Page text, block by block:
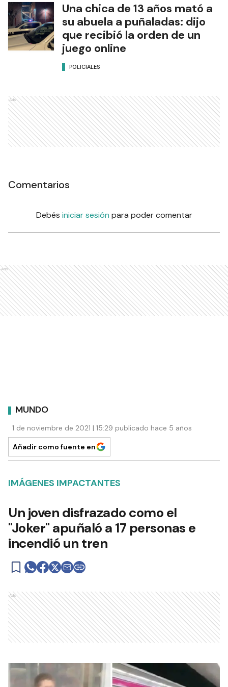
Una chica de 13 años mató a
su abuela a puñaladas: dijo
que recibió la orden de un
juego online
POLICIALES
Ads
Comentarios
Debés iniciar sesión para poder comentar
Ads
MUNDO
1 de noviembre de 2021 | 15:29 publicado hace 5 años
Añadir como fuente en
IMÁGENES IMPACTANTES
Un joven disfrazado como el
"Joker" apuñaló a 17 personas e
incendió un tren
Ads